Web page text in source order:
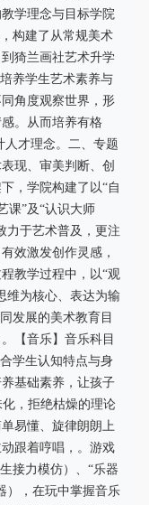
学理念与目标学院
构建了从常规美术
猗兰画社艺术升学
养学生艺术素养与
角度观察世界，形
。从而培养有格
人才理念。二、专题
现、审美判断、创
，学院构建了以“自
课”及“认识大师
力于艺术普及，更注
效激发创作灵感，
教学过程中，以“观
为核心、表达为输
发展的美术教育目
【音乐】音乐科目
学生认知特点与身
基础素养，让孩子
，拒绝枯燥的理论
易懂、旋律朗朗上
跟着哼唱，。游戏
接力模仿）、“乐器
），在玩中掌握音乐